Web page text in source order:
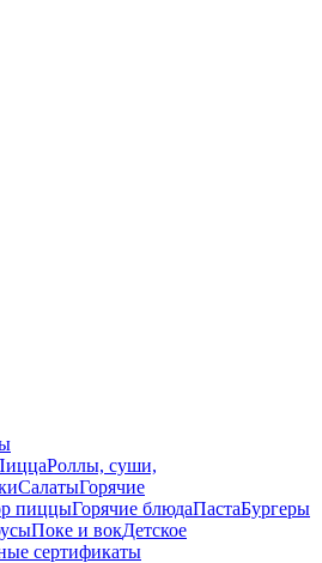
Роллы, суши,
СалатыГорячие
пиццыГорячие блюдаПастаБургеры
Поке и вокДетское
сертификаты